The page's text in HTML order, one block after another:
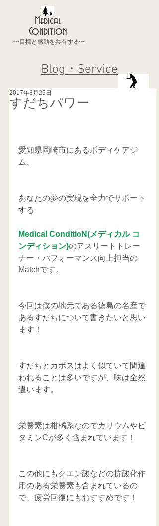
Medical
Condition
〜目標と感動を共有する〜
Blog・Service
すだちパワー
2017年8月25日
愛知県岡崎市にあるボディケアジ
ム、
あなたの夢の実現を全力でサポート
する
Medical ConditioN(メディカル コ
ンディション)のアスリートトレー
ナー・パフォーマンス向上担当の
Matchです。
今回は僕の地元である徳島の名産で
あるすだちについて書きたいと思い
ます！
すだちとカボスはよく似ていて間違
われることは多いですが、味は全然
違います。
栄養素は柑橘系なのでカリウムやビ
タミンCが多く含まれています！
この他にもクエン酸などの抗酸化作
用のある栄養素も含まれているの
で、疲労回復にもおすすめです！